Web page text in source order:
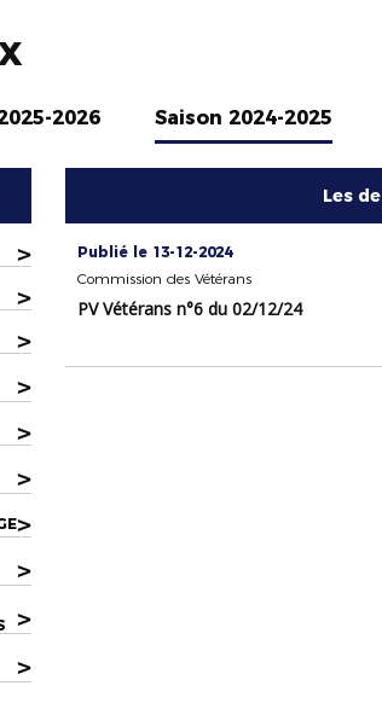
2026 Saison 2024-2025
>
>
>
>
>
>
>
>
>
>
Les
Publié le 13-12-2024
Commission des Vétérans
PV Vétérans n°6 du 02/12/24